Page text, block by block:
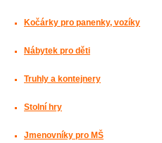
Kočárky pro panenky, vozíky
Nábytek pro děti
Truhly a kontejnery
Stolní hry
Jmenovníky pro MŠ